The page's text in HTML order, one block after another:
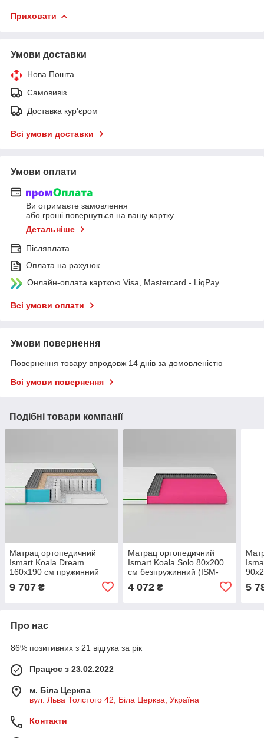
Приховати
Умови доставки
Нова Пошта
Самовивіз
Доставка кур'єром
Всі умови доставки
Умови оплати
Ви отримаєте замовлення
або гроші повернуться на вашу картку
Детальніше
Післяплата
Оплата на рахунок
Онлайн-оплата карткою Visa, Mastercard - LiqPay
Всі умови оплати
Умови повернення
Повернення товару впродовж 14 днів за домовленістю
Всі умови повернення
Подібні товари компанії
Матрац ортопедичний
Ismart Koala Dream
160х190 см пружинний
9 707 ₴
Матрац ортопедичний
Ismart Koala Solo 80х200
см безпружинний (ISM-
4 072₴ 5
Про нас
86% позитивних з 21 відгука за рік
Працює з 23.02.2022
м. Біла Церква
вул. Льва Толстого 42, Біла Церква, Україна
Контакти